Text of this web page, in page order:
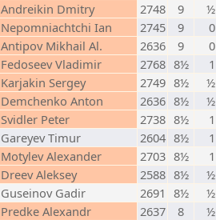
Andreikin Dmitry 2748 9
Nepomniachtchi Ian 2745 9
Antipov Mikhail Al. 2636 9
Fedoseev Vladimir 2768 8½
Karjakin Sergey 2749 8½
Demchenko Anton 2636 8½
Svidler Peter 2738 8½
Gareyev Timur 2604 8½
Motylev Alexander 2703 8½
Dreev Aleksey 2588 8½
Guseinov Gadir 2691 8½
Predke Alexandr 2637 8